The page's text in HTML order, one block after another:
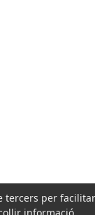
tercers per